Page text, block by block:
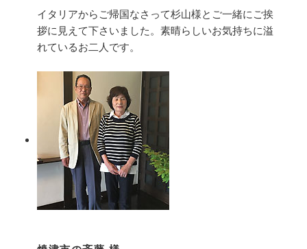
イタリアからご帰国なさって杉山様とご一緒にご挨
拶に見えて下さいました。素晴らしいお気持ちに溢
れているお二人です。